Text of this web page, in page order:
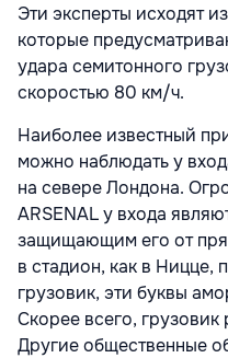
Эти эксперты исходят
которые
удара семитонного
скоростью 80 км/ч.
Наиболее известный
можно наблюдать у
на севере Лондона.
ARSENAL у входа
защищающим его от
в стадион, как в Ницце,
грузовик, эти буквы
Скорее всего,
Другие общественные